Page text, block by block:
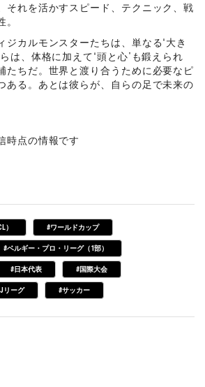
それを活かすスピード、テクニック、戦
。
ジカルモンスターたちは、単なる“大き
は、体格に加えて“頭と心”も鍛えられ
たちだ。世界と渡り合うために必要なピ
ある。あとは彼らが、自らの足で未来の
時点の情報です
） #ワールドカップ
#ベルギー・プロ・リーグ（1部）
#日本代表 #国際大会
リーグ #サッカー